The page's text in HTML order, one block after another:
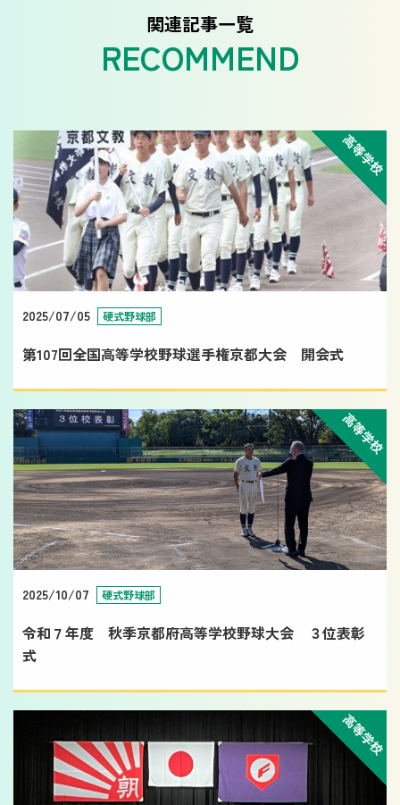
関連記事一覧
高等学校
2025/07/05 硬式野球部
第107回全国高等学校野球選手権京都大会 開会式
高等学校
2025/10/07 硬式野球部
令和７年度 秋季京都府高等学校野球大会 ３位表彰
式
高等学校